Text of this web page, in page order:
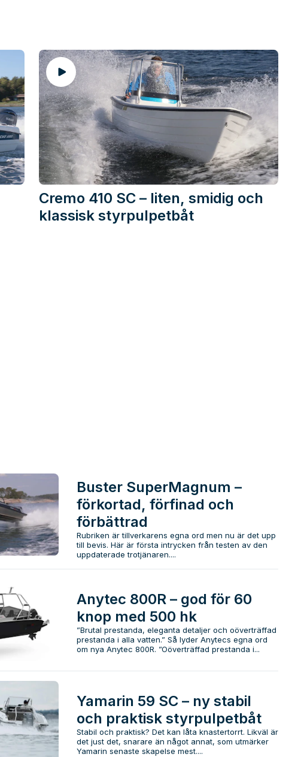
Cremo 410 SC – liten, smidig och
klassisk styrpulpetbåt
Buster SuperMagnum –
förkortad, förfinad och
förbättrad
Rubriken är tillverkarens egna ord men nu är det upp
till bevis. Här är första intrycken från testen av den
uppdaterade trotjänaren....
Anytec 800R – god för 60
knop med 500 hk
”Brutal prestanda, eleganta detaljer och oöverträffad
prestanda i alla vatten.” Så lyder Anytecs egna ord
om nya Anytec 800R. ”Oöverträffad prestanda i...
Yamarin 59 SC – ny stabil
och praktisk styrpulpetbåt
Stabil och praktisk? Det kan låta knastertorrt. Likväl är
det just det, snarare än något annat, som utmärker
Yamarin senaste skapelse mest....